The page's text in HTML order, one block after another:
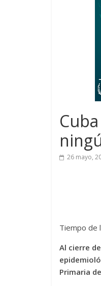
26 mayo,
Tiempo de
Al cierre
Primaria